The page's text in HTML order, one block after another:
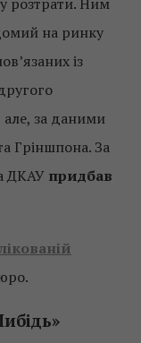
на ринку
із
але, за даними
Гріншпона. За
ДКАУ придбав